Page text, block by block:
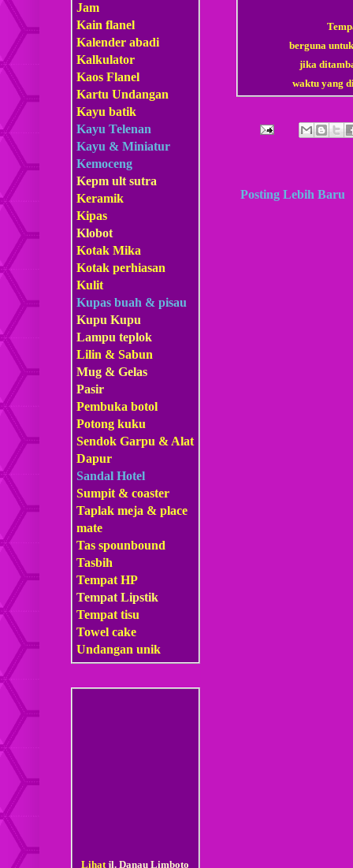
berguna
jika
waktu yang
Posting Lebih Baru
Jam
Kain flanel
Kalender abadi
Kalkulator
Kaos Flanel
Kartu Undangan
Kayu batik
Kayu Telenan
Kayu & Miniatur
Kemoceng
Kepm ult sutra
Keramik
Kipas
Klobot
Kotak Mika
Kotak perhiasan
Kulit
Kupas buah & pisau
Kupu Kupu
Lampu teplok
Lilin & Sabun
Mug & Gelas
Pasir
Pembuka botol
Potong kuku
Sendok Garpu & Alat
Dapur
Sandal Hotel
Sumpit & coaster
Taplak meja & place
mate
Tas spounbound
Tasbih
Tempat HP
Tempat Lipstik
Tempat tisu
Towel cake
Undangan unik
Lihatjl. Danau Limboto